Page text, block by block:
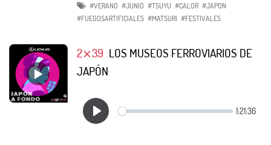
#VERANO #JUNIO #TSUYU #CALOR #JAPON
#FUEGOSARTIFICIALES #MATSURI #FESTIVALES
2⨯39 LOS MUSEOS FERROVIARIOS DE
JAPÓN